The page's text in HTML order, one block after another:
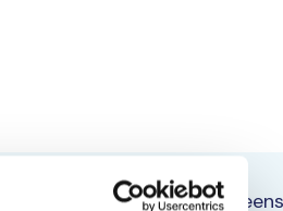
Tiimin lahjoitukset